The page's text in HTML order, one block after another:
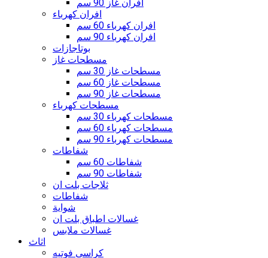
افران غاز 90 سم
افران كهرباء
افران كهرباء 60 سم
افران كهرباء 90 سم
بوتاجازات
مسطحات غاز
مسطحات غاز 30 سم
مسطحات غاز 60 سم
مسطحات غاز 90 سم
مسطحات كهرباء
مسطحات كهرباء 30 سم
مسطحات كهرباء 60 سم
مسطحات كهرباء 90 سم
شفاطات
شفاطات 60 سم
شفاطات 90 سم
ثلاجات بلت ان
شفاطات
شواية
غسالات اطباق بلت ان
غسالات ملابس
اثاث
كراسى فوتيه